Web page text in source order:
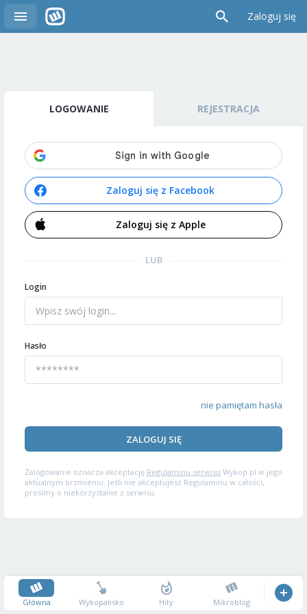
Zaloguj się
LOGOWANIE REJESTRACJA
Zaloguj się z Facebook
Zaloguj się z Apple
LUB
Login
Hasło
nie pamiętam hasła
ZALOGUJ SIĘ
Zalogowanie oznacza akceptację Regulaminu serwisu Wykop.pl w jego
aktualnym brzmieniu. Jeśli nie akceptujesz Regulaminu w całości,
prosimy o niekorzystanie z serwisu.
Główna Wykopalisko Hity Mikroblog